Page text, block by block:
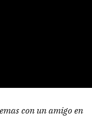
con un amigo en